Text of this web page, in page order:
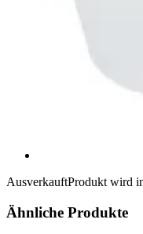
AusverkauftProdukt wird
Ähnliche Produkte